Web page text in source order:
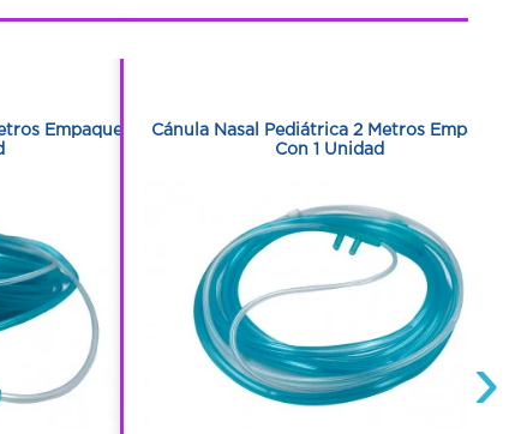
Empaque
Cánula Nasal Pediátrica 2 Metros Empaque
Con 1 Unidad
›